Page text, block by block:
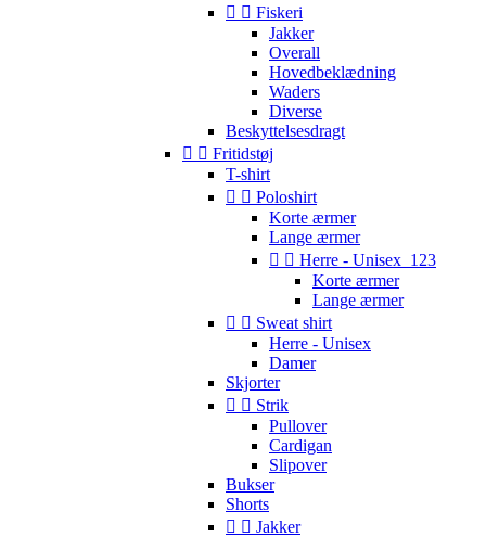
  Fiskeri
Jakker
Overall
Hovedbeklædning
Waders
Diverse
Beskyttelsesdragt
  Fritidstøj
T-shirt
  Poloshirt
Korte ærmer
Lange ærmer
  Herre - Unisex_123
Korte ærmer
Lange ærmer
  Sweat shirt
Herre - Unisex
Damer
Skjorter
  Strik
Pullover
Cardigan
Slipover
Bukser
Shorts
  Jakker